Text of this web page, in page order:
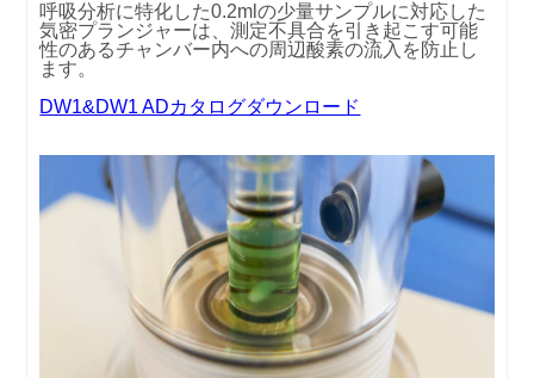
呼吸分析に特化した0.2mlの少量サンプルに対応した
気密プランジャーは、測定不具合を引き起こす可能
性のあるチャンバー内への周辺酸素の流入を防止し
ます。
DW1&DW1 ADカタログダウンロード